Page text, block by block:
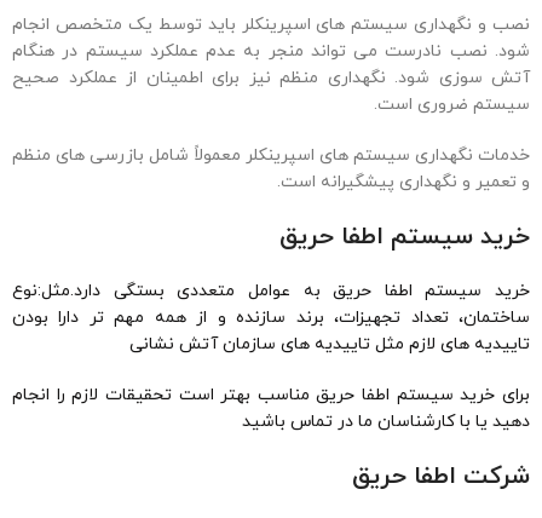
نصب و نگهداری سیستم های اسپرینکلر باید توسط یک متخصص انجام
شود. نصب نادرست می تواند منجر به عدم عملکرد سیستم در هنگام
آتش سوزی شود. نگهداری منظم نیز برای اطمینان از عملکرد صحیح
سیستم ضروری است.
خدمات نگهداری سیستم های اسپرینکلر معمولاً شامل بازرسی های منظم
و تعمیر و نگهداری پیشگیرانه است.
خرید سیستم اطفا حریق
خرید سیستم اطفا حریق به عوامل متعددی بستگی دارد.مثل:نوع
ساختمان، تعداد تجهیزات، برند سازنده و از همه مهم تر دارا بودن
تاییدیه های لازم مثل تاییدیه های سازمان آتش نشانی
برای خرید سیستم اطفا حریق مناسب بهتر است تحقیقات لازم را انجام
دهید یا با کارشناسان ما در تماس باشید
شرکت اطفا حریق